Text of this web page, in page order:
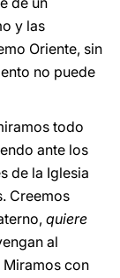
y las
Oriente, sin
no puede
todo
ante los
de la Iglesia
Creemos
quiere
al
Miramos con